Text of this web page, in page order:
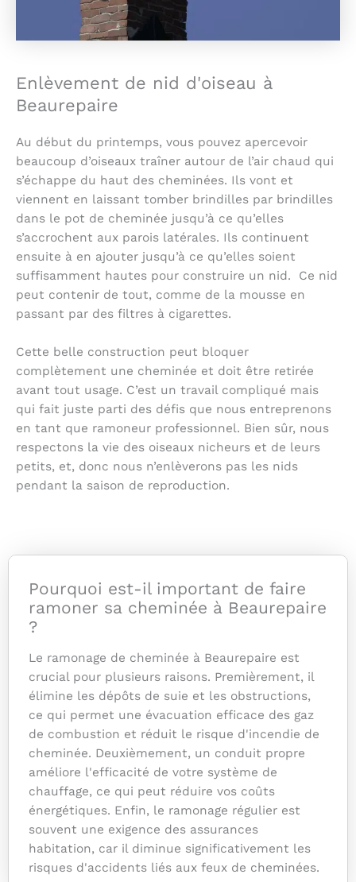
Enlèvement de nid d'oiseau à
Beaurepaire
Au début du printemps, vous pouvez apercevoir
beaucoup d’oiseaux traîner autour de l’air chaud qui
s’échappe du haut des cheminées. Ils vont et
viennent en laissant tomber brindilles par brindilles
dans le pot de cheminée jusqu’à ce qu’elles
s’accrochent aux parois latérales. Ils continuent
ensuite à en ajouter jusqu’à ce qu’elles soient
suffisamment hautes pour construire un nid. Ce nid
peut contenir de tout, comme de la mousse en
passant par des filtres à cigarettes.
Cette belle construction peut bloquer
complètement une cheminée et doit être retirée
avant tout usage. C’est un travail compliqué mais
qui fait juste parti des défis que nous entreprenons
en tant que ramoneur professionnel. Bien sûr, nous
respectons la vie des oiseaux nicheurs et de leurs
petits, et, donc nous n’enlèverons pas les nids
pendant la saison de reproduction.
Pourquoi est-il important de faire
ramoner sa cheminée à Beaurepaire
?
Le ramonage de cheminée à Beaurepaire est
crucial pour plusieurs raisons. Premièrement, il
élimine les dépôts de suie et les obstructions,
ce qui permet une évacuation efficace des gaz
de combustion et réduit le risque d'incendie de
cheminée. Deuxièmement, un conduit propre
améliore l'efficacité de votre système de
chauffage, ce qui peut réduire vos coûts
énergétiques. Enfin, le ramonage régulier est
souvent une exigence des assurances
habitation, car il diminue significativement les
risques d'accidents liés aux feux de cheminées.